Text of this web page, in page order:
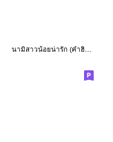
นามิสาวน้อยน่ารัก (คำฮิตตามกระแสอิโมจิ)